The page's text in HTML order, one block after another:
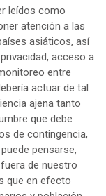
leídos como
atención a las
asiáticos, así
acceso a
entre
actuar de tal
ajena tanto
que debe
de contingencia,
pensarse,
de nuestro
que en efecto